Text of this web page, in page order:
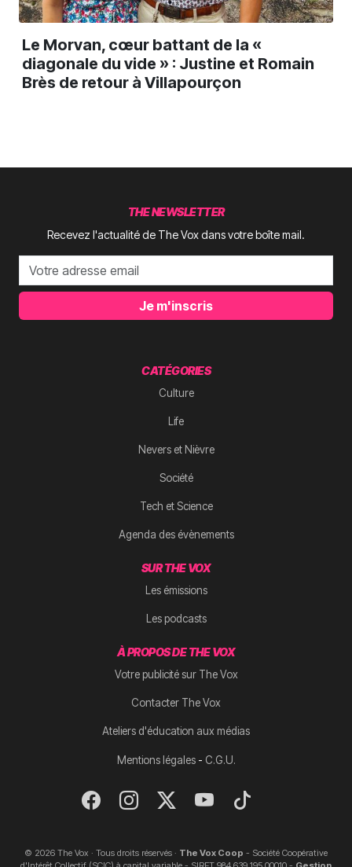
Le Morvan, cœur battant de la «
diagonale du vide » : Justine et Romain
Brès de retour à Villapourçon
THE NEWSLETTER
Recevez l'actualité de The Vox dans votre boîte mail.
Je m'inscris
CATÉGORIES
Culture
Life
Nevers et Nièvre
Société
Tech et Science
Agenda des évènements
SUR THE VOX
Les émissions
Les podcasts
À PROPOS DE THE VOX
Votre publicité sur The Vox
Contacter The Vox
Ateliers d'éducation aux médias
Mentions légales- C.G.U.
© 2026 The Vox · Tous droits réservés · The Vox Coop - Société Coopérative